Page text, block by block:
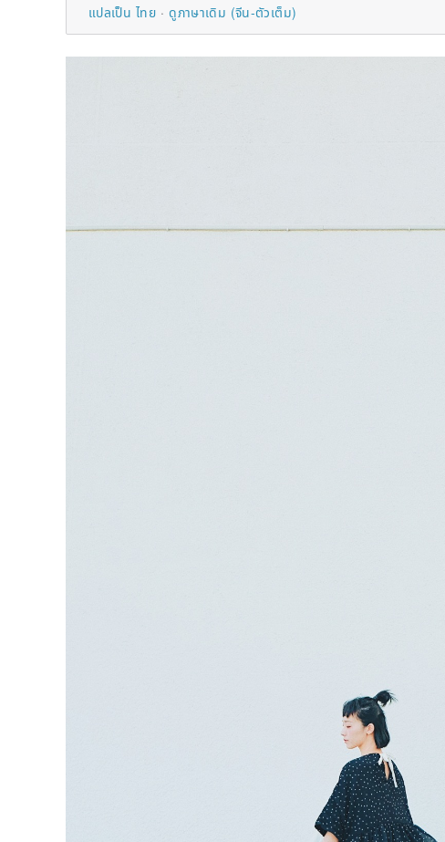
แปลเป็น ไทย
ดูภาษาเดิม (จีน-ตัวเต็ม)